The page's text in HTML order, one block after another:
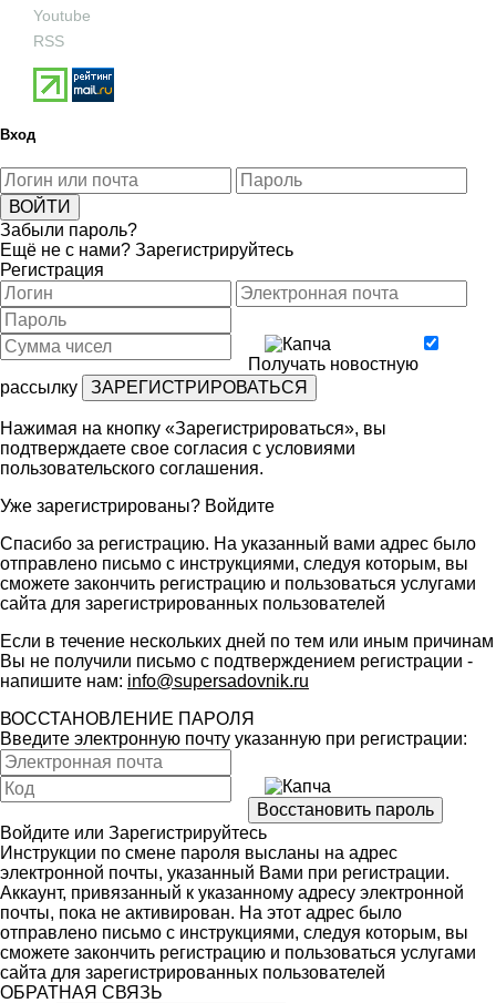
Youtube
RSS
Вход
Забыли пароль?
Ещё не с нами? Зарегистрируйтесь
Регистрация
Получать новостную
рассылку
Нажимая на кнопку «Зарегистрироваться», вы
подтверждаете свое согласия с условиями
пользовательского соглашения.
Уже зарегистрированы? Войдите
Спасибо за регистрацию. На указанный вами адрес было
отправлено письмо с инструкциями, следуя которым, вы
сможете закончить регистрацию и пользоваться услугами
сайта для зарегистрированных пользователей
Если в течение нескольких дней по тем или иным причинам
Вы не получили письмо с подтверждением регистрации -
напишите нам: info@supersadovnik.ru
ВОССТАНОВЛЕНИЕ ПАРОЛЯ
Введите электронную почту указанную при регистрации:
Войдите или Зарегистрируйтесь
Инструкции по смене пароля высланы на адрес
электронной почты, указанный Вами при регистрации.
Аккаунт, привязанный к указанному адресу электронной
почты, пока не активирован. На этот адрес было
отправлено письмо с инструкциями, следуя которым, вы
сможете закончить регистрацию и пользоваться услугами
сайта для зарегистрированных пользователей
ОБРАТНАЯ СВЯЗЬ